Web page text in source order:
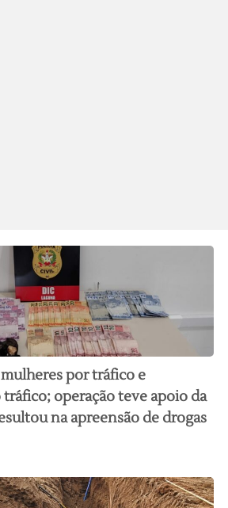
por tráfico e
tráfico; operação teve apoio da
na apreensão de drogas